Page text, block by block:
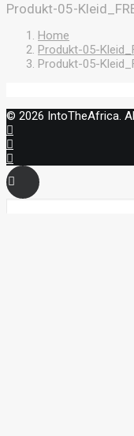
Produkt-05-
Home
Produkt-05-
Produkt-05-
© 2026 IntoTheAfrica.